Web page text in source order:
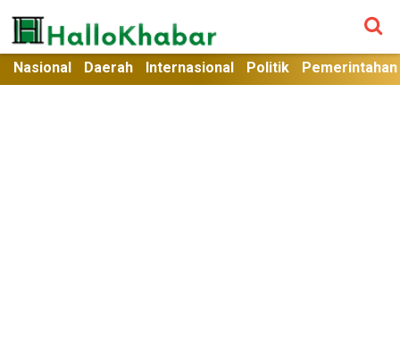
Nasional Daerah Internasional Politik Pemerintahan